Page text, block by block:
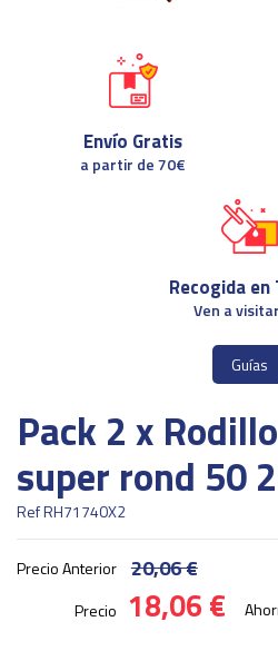
Pack 2 x
super rond 50
RefRH71740X2
Precio Anterior 20,06 €
Precio 18,06 €
Envío Gratis
a partir de 70€
Recogida en
Ven a
Guías